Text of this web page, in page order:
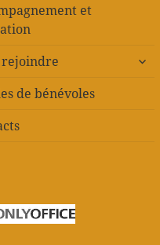
et
rejoindre
ouvrir
de bénévoles